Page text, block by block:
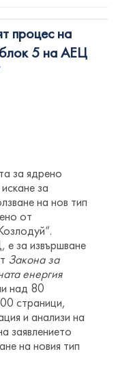
процес на
5 на АЕЦ
за ядрено
за
на нов тип
от
за извършване
Закона за
енергия
над 80
страници,
и анализи на
заявлението
на новия тип